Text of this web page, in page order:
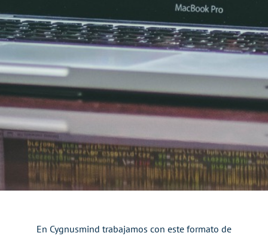
En Cygnusmind trabajamos con este formato de